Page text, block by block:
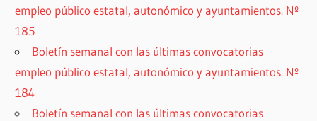
empleo público estatal, autonómico y ayuntamientos. Nº
185
Boletín semanal con las últimas convocatorias
empleo público estatal, autonómico y ayuntamientos. Nº
184
Boletín semanal con las últimas convocatorias